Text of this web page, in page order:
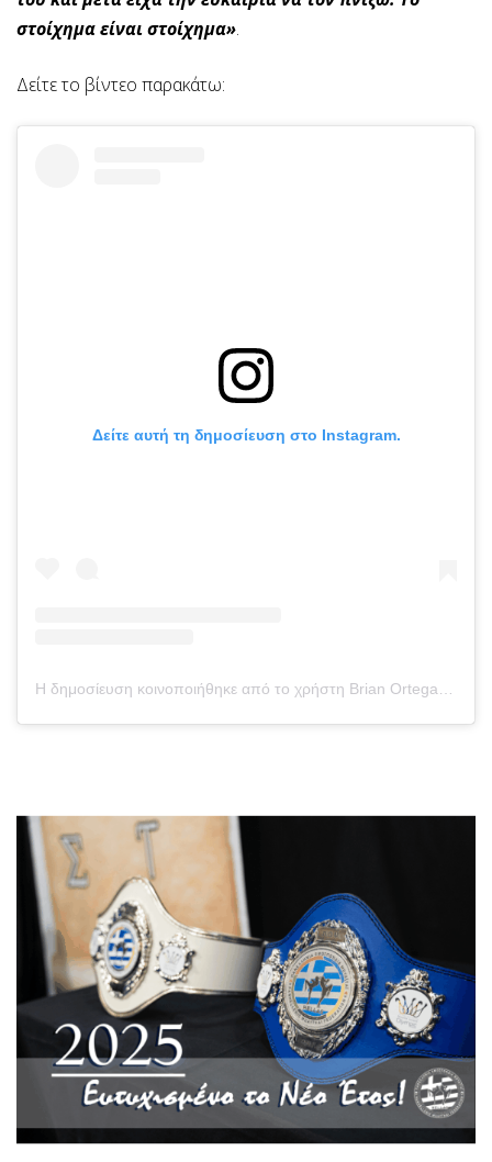
στοίχημα είναι στοίχημα».
Δείτε το βίντεο παρακάτω:
Δείτε αυτή τη δημοσίευση στο Instagram.